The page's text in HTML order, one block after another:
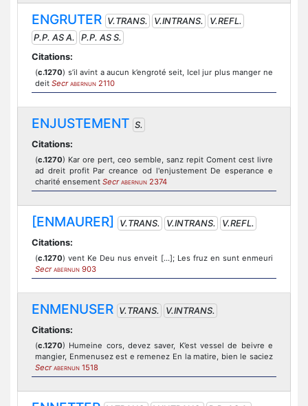
ENGRUTER V.TRANS. V.INTRANS.
V.REFL.
P.P. AS A.
P.P. AS S.
Citations:
(c.1270) s’il avint a aucun k’engroté seit, Icel jur plus manger ne
deit Secr ABERNUN 2110
ENJUSTEMENT S.
Citations:
(c.1270) Kar ore pert, ceo semble, sanz repit Coment cest livre
ad dreit profit Par creance od l'enjustement De esperance e
charité ensement Secr ABERNUN 2374
[ENMAURER] V.TRANS. V.INTRANS.
V.REFL.
Citations:
(c.1270) vent Ke Deu nus enveit [...]; Les fruz en sunt enmeuri
Secr ABERNUN 903
ENMENUSER V.TRANS.
V.INTRANS.
Citations:
(c.1270) Humeine cors, devez saver, K’est vessel de beivre e
mangier, Enmenusez est e remenez En la matire, bien le saciez
Secr ABERNUN 1518